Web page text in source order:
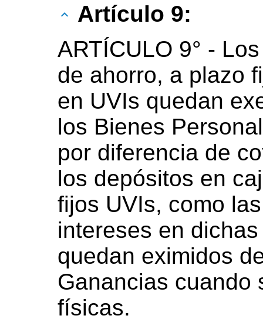
Artículo 9:
ARTÍCULO 9° -
de ahorro, a plazo
en UVIs quedan
los Bienes
por diferencia de
los depósitos en
fijos UVIs, como
intereses en
quedan eximidos
Ganancias cuando
físicas.